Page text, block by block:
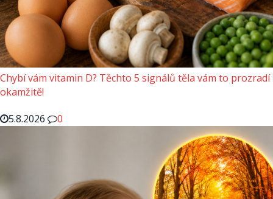
Chybí vám vitamin D? Těchto 5 signálů těla vám to prozradí
okamžitě!
5.8.2026
0